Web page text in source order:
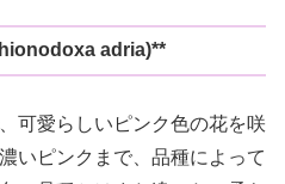
adria)**
可愛らしいピンク色の花を咲
いピンクまで、品種によって